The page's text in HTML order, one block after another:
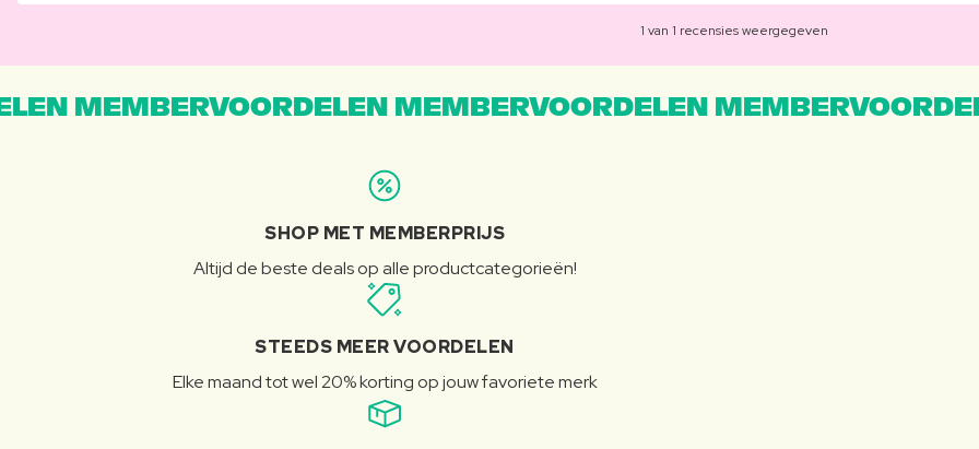
1 van 1 recensies weergegeven
MEMBERVOORDELEN MEMBERVOORDELEN
SHOP MET MEMBERPRIJS
Altijd de beste deals op alle productcategorieën!
STEEDS MEER VOORDELEN
Elke maand tot wel 20% korting op jouw favoriete merk